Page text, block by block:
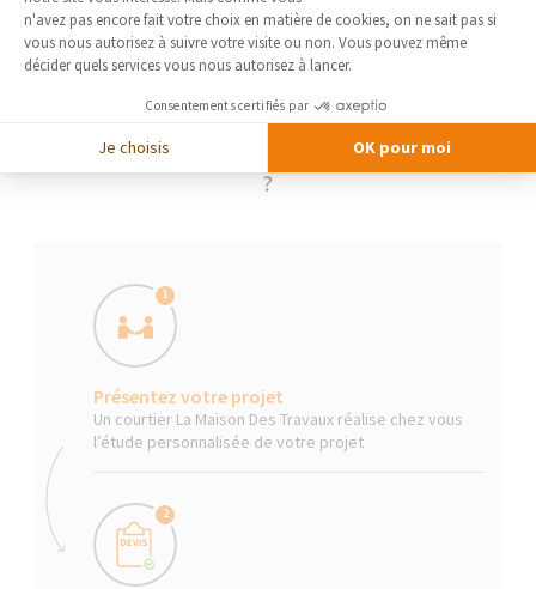
La Maison Des Travaux, comment ça marche
?
1
Présentez votre projet
Un courtier La Maison Des Travaux réalise chez vous
l’étude personnalisée de votre projet
2
n'avez pas encore fait votre choix en matière de cookies, on ne sait pas si
vous nous autorisez à suivre votre visite ou non. Vous pouvez même
décider quels services vous nous autorisez à lancer.
Consentements certifiés par
Je choisis OK pour moi
Axeptio consent